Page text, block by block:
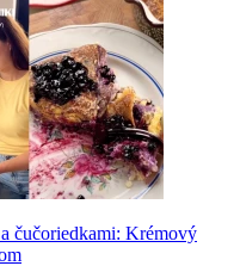
čučoriedkami: Krémový